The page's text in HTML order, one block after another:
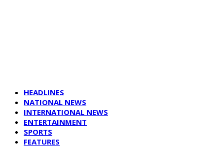
HEADLINES
NATIONAL NEWS
INTERNATIONAL NEWS
ENTERTAINMENT
SPORTS
FEATURES